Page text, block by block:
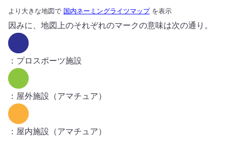
より大きな地図で 国内ネーミングライツマップを表示
因みに、地図上のそれぞれのマークの意味は次の通り。
：プロスポーツ施設
：屋外施設（アマチュア）
：屋内施設（アマチュア）